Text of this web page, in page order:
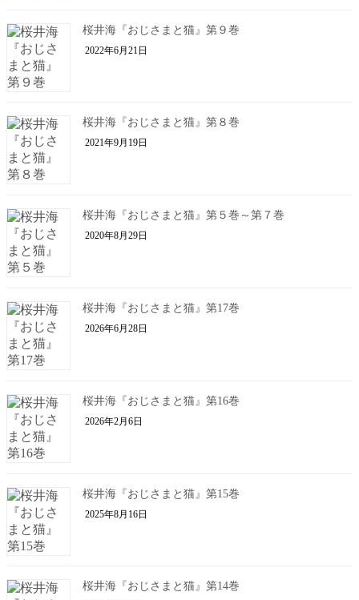
桜井海『おじさまと猫』第９巻
2022年6月21日
桜井海『おじさまと猫』第８巻
2021年9月19日
桜井海『おじさまと猫』第５巻～第７巻
2020年8月29日
桜井海『おじさまと猫』第17巻
2026年6月28日
桜井海『おじさまと猫』第16巻
2026年2月6日
桜井海『おじさまと猫』第15巻
2025年8月16日
桜井海『おじさまと猫』第14巻